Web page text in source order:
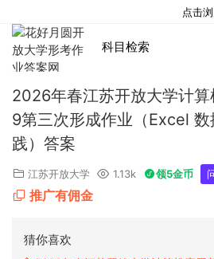
科目检索
2026年春江苏开放大学计
9第三次形成作业（Excel
践）答案
江苏开放大学 1.13k 领5金币
推广有佣金
猜你喜欢
点击